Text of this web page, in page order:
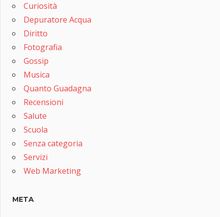
Curiosità
Depuratore Acqua
Diritto
Fotografia
Gossip
Musica
Quanto Guadagna
Recensioni
Salute
Scuola
Senza categoria
Servizi
Web Marketing
META